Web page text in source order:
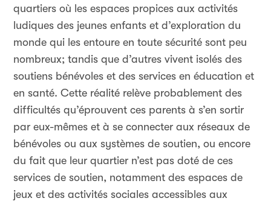
quartiers où les espaces propices aux activités
ludiques des jeunes enfants et d’exploration du
monde qui les entoure en toute sécurité sont peu
nombreux; tandis que d’autres vivent isolés des
soutiens bénévoles et des services en éducation et
en santé. Cette réalité relève probablement des
difficultés qu’éprouvent ces parents à s’en sortir
par eux-mêmes et à se connecter aux réseaux de
bénévoles ou aux systèmes de soutien, ou encore
du fait que leur quartier n’est pas doté de ces
services de soutien, notamment des espaces de
jeux et des activités sociales accessibles aux